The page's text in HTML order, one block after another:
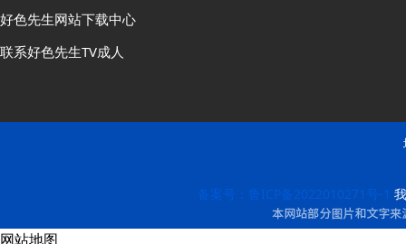
好色先生网站下载中心
联系好色先生TV成人
备案号：鲁ICP备2022010271号-1
网站地图